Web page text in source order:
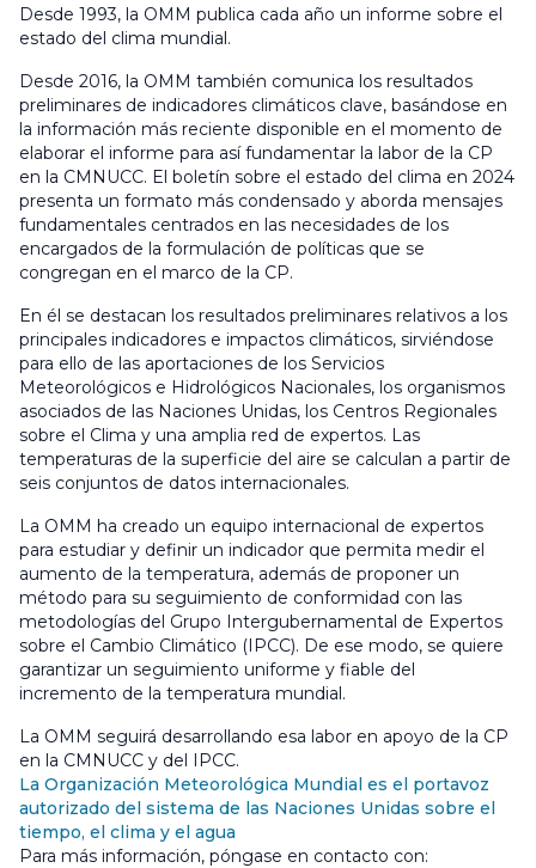
Desde 1993, la OMM publica cada año un informe sobre el
estado del clima mundial.
Desde 2016, la OMM también comunica los resultados
preliminares de indicadores climáticos clave, basándose en
la información más reciente disponible en el momento de
elaborar el informe para así fundamentar la labor de la CP
en la CMNUCC. El boletín sobre el estado del clima en 2024
presenta un formato más condensado y aborda mensajes
fundamentales centrados en las necesidades de los
encargados de la formulación de políticas que se
congregan en el marco de la CP.
En él se destacan los resultados preliminares relativos a los
principales indicadores e impactos climáticos, sirviéndose
para ello de las aportaciones de los Servicios
Meteorológicos e Hidrológicos Nacionales, los organismos
asociados de las Naciones Unidas, los Centros Regionales
sobre el Clima y una amplia red de expertos. Las
temperaturas de la superficie del aire se calculan a partir de
seis conjuntos de datos internacionales.
La OMM ha creado un equipo internacional de expertos
para estudiar y definir un indicador que permita medir el
aumento de la temperatura, además de proponer un
método para su seguimiento de conformidad con las
metodologías del Grupo Intergubernamental de Expertos
sobre el Cambio Climático (IPCC). De ese modo, se quiere
garantizar un seguimiento uniforme y fiable del
incremento de la temperatura mundial.
La OMM seguirá desarrollando esa labor en apoyo de la CP
en la CMNUCC y del IPCC.
La Organización Meteorológica Mundial es el portavoz
autorizado del sistema de las Naciones Unidas sobre el
tiempo, el clima y el agua
Para más información, póngase en contacto con: